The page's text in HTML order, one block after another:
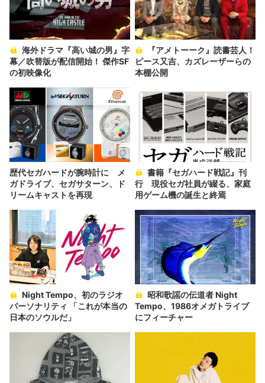
幕／吹替版が配信開始！ 傑作SF
の初映像化
ピース又吉、カズレーザーらの
本棚公開
歴代セガハードが腕時計に メ
ガドライブ、セガサターン、ド
リームキャストを再現
行 現役セガ社員が綴る、家庭
用ゲーム機の誕生と終焉
パーソナリティ 「これが本当の
日本のソウルだ」
Tempo、1986オメガトライブ
にフィーチャー